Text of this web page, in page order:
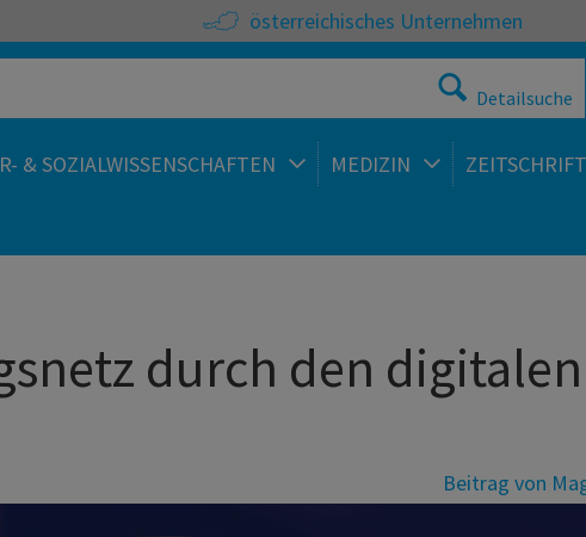
österreichisches Unternehmen
Detailsuche
& SOZIALWISSENSCHAFTEN MEDIZIN
durch den digitalen
Beitrag von